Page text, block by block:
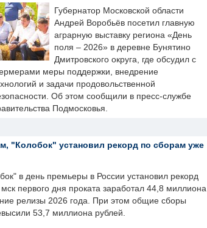
Губернатор Московской области
Андрей Воробьёв посетил главную
аграрную выставку региона «День
поля – 2026» в деревне Бунятино
Дмитровского округа, где обсудил с
меры поддержки, внедрение
и задачи продовольственной
Об этом сообщили в пресс-службе
Подмосковья.
"Колобок" установил рекорд по сборам уже
в день премьеры в России установил рекорд
первого дня проката заработал 44,8 миллиона
релизы 2026 года. При этом общие сборы
53,7 миллиона рублей.